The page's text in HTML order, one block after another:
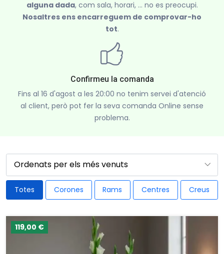
alguna dada, com sala, horari, ... no es preocupi.
Nosaltres ens encarreguem de comprovar-ho
tot.
Confirmeu la comanda
Fins al 16 d'agost a les 20:00 no tenim servei d'atenció
al client, però pot fer la seva comanda Online sense
problema.
Totes Corones Rams Centres Creus
119,00 €